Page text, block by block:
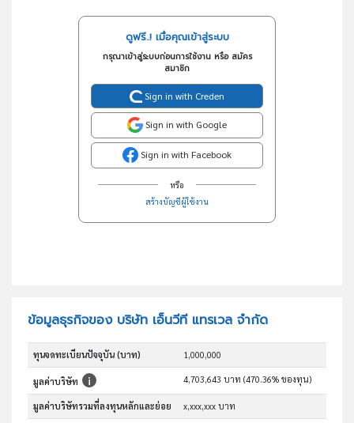
ดูฟรี..! เมื่อคุณเข้าสู่ระบบ
กรุณาเข้าสู่ระบบก่อนการใช้งาน หรือ สมัคร
สมาชิก
Sign in with Creden
Sign in with Google
Sign in with Facebook
หรือ
สร้างบัญชีผู้ใช้งาน
ข้อมูลธุรกิจของ บริษัท เอ็นวีที แทรเวล จำกัด
ทุนจดทะเบียนปัจจุบัน (บาท) 1,000,000
มูลค่าบริษัท 4,703,643 บาท (470.36% ของทุน)
มูลค่าบริษัทรวมที่ลงทุนหลักและย่อย x,xxx,xxx บาท